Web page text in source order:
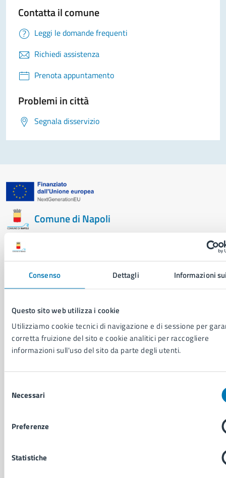
Consenso Dettagli Informazioni
Questo sito web utilizza i cookie
Utilizziamo cookie tecnici di navigazione e di sessione per
corretta fruizione del sito e cookie analitici per raccogliere
informazioni sull'uso del sito da parte degli utenti.
delNecessari
Preferenze
Statistiche
Contatta il comune
Leggi le domande frequenti
Richiedi assistenza
Prenota appuntamento
Problemi in città
Segnala disservizio
Comune di Napoli
AMMINISTRAZIONE
Organi di governo
Municipalità
Enti e fondazioni
Politici
Personale amministrativo
Documenti e dati
CATEGORIE DI SERVIZIO
Anagrafe e stato civile
Documenti e certificati